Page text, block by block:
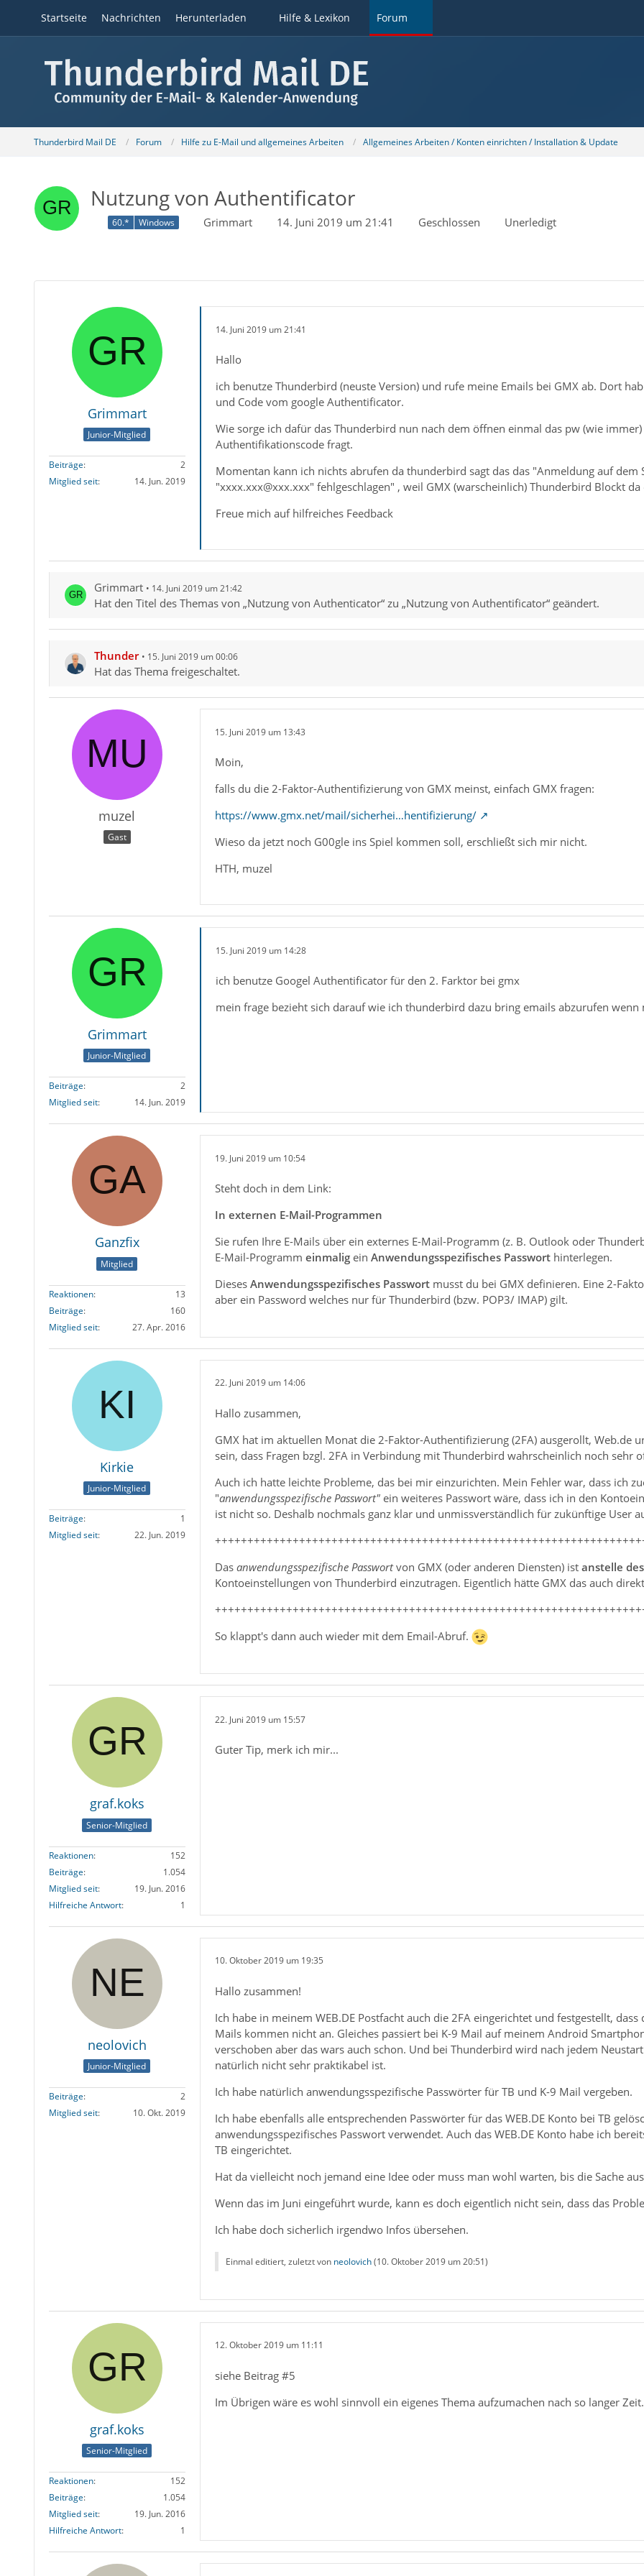
Startseite Nachrichten Herunterladen Hilfe & Lexikon Forum
Thunderbird Mail DE Forum Hilfe zu E-Mail und allgemeines Arbeiten Allgemeines Arbeiten / Konten einrichten / Installation & Update
Nutzung von Authentificator
60.* Windows Grimmart 14. Juni 2019 um 21:41 Geschlossen Unerledigt
Grimmart
Junior-Mitglied
Beiträge
2
Mitglied seit
14. Jun. 2019
14. Juni 2019 um 21:41
Hallo
ich benutze Thunderbird (neuste Version) und rufe meine Emails bei GMX ab. Dort
und Code vom google Authentificator.
Wie sorge ich dafür das Thunderbird nun nach dem öffnen einmal das pw (wie
Authentifikationscode fragt.
Momentan kann ich nichts abrufen da thunderbird sagt das das "Anmeldung auf
"xxxx.xxx@xxx.xxx" fehlgeschlagen" , weil GMX (warscheinlich) Thunderbird Blockt da
Freue mich auf hilfreiches Feedback
Grimmart 14. Juni 2019 um 21:42
Hat den Titel des Themas von „Nutzung von Authenticator“ zu „Nutzung von Authentificator“ geändert.
Thunder 15. Juni 2019 um 00:06
Hat das Thema freigeschaltet.
muzel
Gast
15. Juni 2019 um 13:43
Moin,
falls du die 2-Faktor-Authentifizierung von GMX meinst, einfach GMX fragen:
https://www.gmx.net/mail/sicherhei…hentifizierung/
Wieso da jetzt noch G00gle ins Spiel kommen soll, erschließt sich mir nicht.
HTH, muzel
Grimmart
Junior-Mitglied
Beiträge
2
Mitglied seit
14. Jun. 2019
15. Juni 2019 um 14:28
ich benutze Googel Authentificator für den 2. Farktor bei gmx
mein frage bezieht sich darauf wie ich thunderbird dazu bring emails abzurufen
Ganzfix
Mitglied
Reaktionen
13
Beiträge
160
Mitglied seit
27. Apr. 2016
19. Juni 2019 um 10:54
Steht doch in dem Link:
In externen E-Mail-Programmen
Sie rufen Ihre E-Mails über ein externes E-Mail-Programm (z. B. Outlook oder
E-Mail-Programm einmaligein Anwendungs­spezifisches Passworthinterlegen.
Dieses Anwendungs­spezifisches Passwortmusst du bei GMX definieren. Eine 2-
aber ein Password welches nur für Thunderbird (bzw. POP3/ IMAP) gilt.
Kirkie
Junior-Mitglied
Beiträge
1
Mitglied seit
22. Jun. 2019
22. Juni 2019 um 14:06
Hallo zusammen,
GMX hat im aktuellen Monat die 2-Faktor-Authentifizierung (2FA) ausgerollt, Web.de
sein, dass Fragen bzgl. 2FA in Verbindung mit Thunderbird wahrscheinlich noch sehr
Auch ich hatte leichte Probleme, das bei mir einzurichten. Mein Fehler war, dass ich
"anwendungsspezifische Passwort" ein weiteres Passwort wäre, dass ich in den
ist nicht so. Deshalb nochmals ganz klar und unmissverständlich für zukünftige User
Das anwendungsspezifische Passwortvon GMX (oder anderen Diensten) ist anstelle
Kontoeinstellungen von Thunderbird einzutragen. Eigentlich hätte GMX das auch
So klappt's dann auch wieder mit dem Email-Abruf.
graf.koks
Senior-Mitglied
Reaktionen
152
Beiträge
1.054
Mitglied seit
19. Jun. 2016
Hilfreiche Antwort
1
22. Juni 2019 um 15:57
Guter Tip, merk ich mir...
neolovich
Junior-Mitglied
Beiträge
2
Mitglied seit
10. Okt. 2019
10. Oktober 2019 um 19:35
Hallo zusammen!
Ich habe in meinem WEB.DE Postfacht auch die 2FA eingerichtet und festgestellt,
Mails kommen nicht an. Gleiches passiert bei K-9 Mail auf meinem Android
verschoben aber das wars auch schon. Und bei Thunderbird wird nach jedem
natürlich nicht sehr praktikabel ist.
Ich habe natürlich anwendungsspezifische Passwörter für TB und K-9 Mail vergeben.
Ich habe ebenfalls alle entsprechenden Passwörter für das WEB.DE Konto bei TB
anwendungsspezifisches Passwort verwendet. Auch das WEB.DE Konto habe ich
TB eingerichtet.
Hat da vielleicht noch jemand eine Idee oder muss man wohl warten, bis die Sache
Wenn das im Juni eingeführt wurde, kann es doch eigentlich nicht sein, dass das
Ich habe doch sicherlich irgendwo Infos übersehen.
Einmal editiert, zuletzt von neolovich(10. Oktober 2019 um 20:51)
graf.koks
Senior-Mitglied
Reaktionen
152
Beiträge
1.054
Mitglied seit
19. Jun. 2016
Hilfreiche Antwort
1
12. Oktober 2019 um 11:11
siehe Beitrag #5
Im Übrigen wäre es wohl sinnvoll ein eigenes Thema aufzumachen nach so langer Zeit.